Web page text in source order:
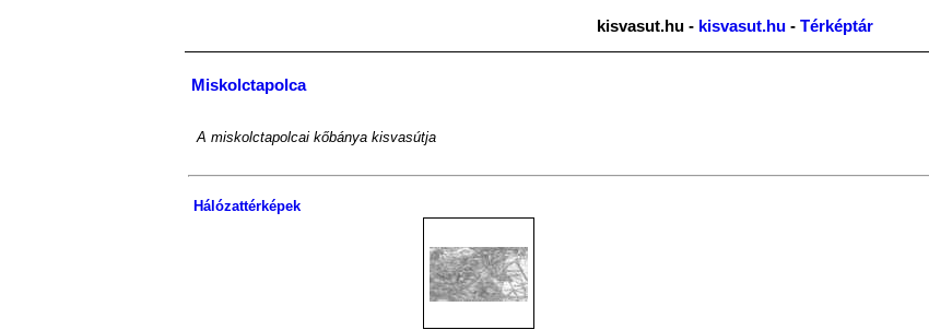
kisvasut.hu - kisvasut.hu- Térképtár
Miskolctapolca
A miskolctapolcai kőbánya kisvasútja
Hálózattérképek